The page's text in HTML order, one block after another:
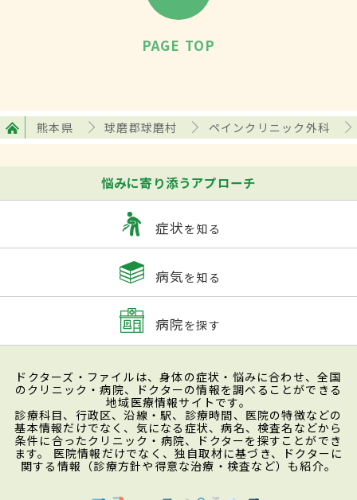
PAGE TOP
熊本県 球磨郡球磨村 ペインクリニック外科
悩みに寄り添うアプローチ
症状を知る
病気を知る
病院を探す
ドクターズ・ファイルは、身体の症状・悩みに合わせ、全国
のクリニック・病院、ドクターの情報を調べることができる
地域医療情報サイトです。
診療科目、行政区、沿線・駅、診療時間、医院の特徴などの
基本情報だけでなく、気になる症状、病名、検査名などから
条件に合ったクリニック・病院、ドクターを探すことができ
ます。 医院情報だけでなく、独自取材に基づき、ドクターに
関する情報（診療方針や得意な治療・検査など）も紹介。